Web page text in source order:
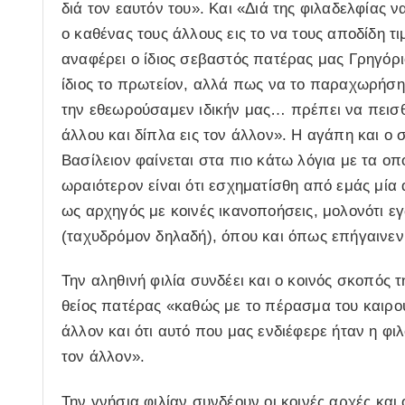
διά τον εαυτόν του». Και «Διά της
ο καθένας τους άλλους εις το να τους αποδίδη
αναφέρει ο ίδιος σεβαστός πατέρας μας
ίδιος το πρωτείον, αλλά πως να το παραχωρήση
την εθεωρούσαμεν ιδικήν μας… πρέπει να
άλλου και δίπλα εις τον άλλον». Η αγάπη και ο
Βασίλειον φαίνεται στα πιο κάτω λόγια με τα
ωραιότερον είναι ότι εσχηματίσθη από εμάς
ως αρχηγός με κοινές ικανοποήσεις, μολονότι
(ταχυδρόμον δηλαδή), όπου και όπως επήγαινεν
Την αληθινή φιλία συνδέει και ο κοινός
θείος πατέρας «καθώς με το πέρασμα του
άλλον και ότι αυτό που μας ενδιέφερε ήταν η
τον άλλον».
Την γνήσια φιλίαν συνδέουν οι κοινές αρχές και